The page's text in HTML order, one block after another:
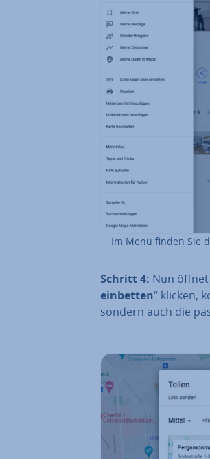
Im Menü finden Sie
Schritt 4: Nun öffnet
einbetten“ klicken,
sondern auch die